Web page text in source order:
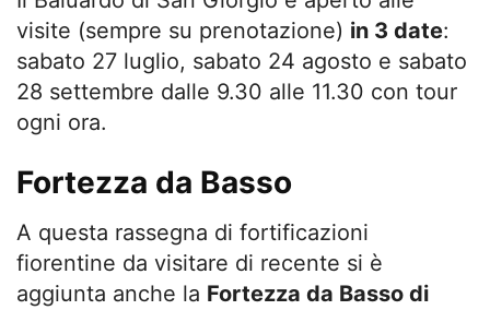
visite (sempre su prenotazione) in 3 date:
sabato 27 luglio, sabato 24 agosto e sabato
28 settembre dalle 9.30 alle 11.30 con tour
ogni ora.
Fortezza da Basso
A questa rassegna di fortificazioni
fiorentine da visitare di recente si è
aggiunta anche la Fortezza da Basso di